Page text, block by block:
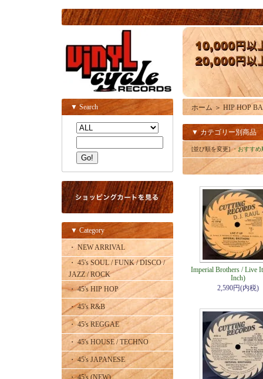
▼ Search
▼ Category
・ NEW ARRIVAL
・ 45's SOUL / FUNK / DISCO /
JAZZ / ROCK
・ 45's HIP HOP
・ 45's R&B
・ 45's REGGAE
・ 45's HOUSE / TECHNO
・ 45's JAPANESE
・ 45's (NEW)
ホーム ＞ HIP HOP
▼ カテゴリー別商品
[並び順を変更]・おすすめ
Imperial Brothers / Live
Inch)
2,590円(内税)